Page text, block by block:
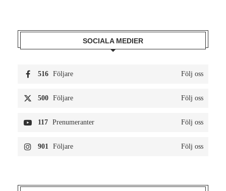
SOCIALA MEDIER
516 Följare Följ oss
500 Följare Följ oss
117 Prenumeranter Följ oss
901 Följare Följ oss